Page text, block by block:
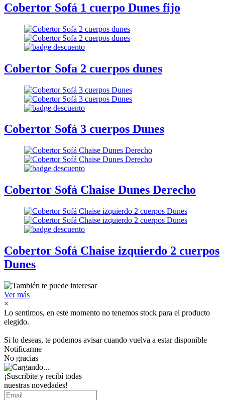
Cobertor Sofá 1 cuerpo Dunes fijo
Cobertor Sofa 2 cuerpos dunes
Cobertor Sofá 3 cuerpos Dunes
Cobertor Sofá Chaise Dunes Derecho
Cobertor Sofá Chaise izquierdo 2 cuerpos
Dunes
Ver más
×
Lo sentimos, en este momento no tenemos stock para el producto
elegido.
Si lo deseas, te podemos avisar cuando vuelva a estar disponible
Notificarme
No gracias
¡Suscribite y recibí todas
nuestras novedades!